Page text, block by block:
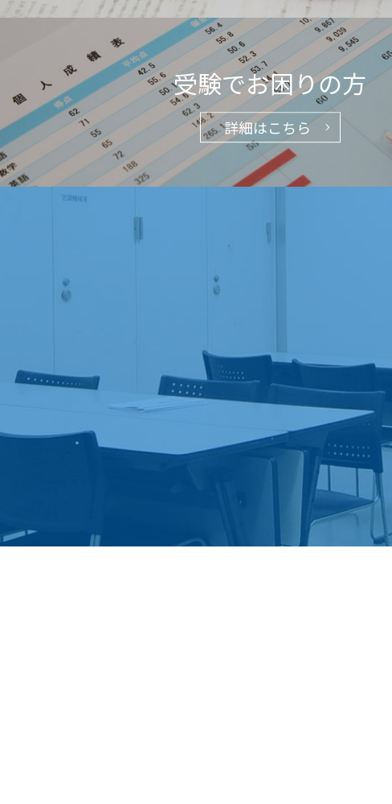
受験でお困りの方
詳細はこちら